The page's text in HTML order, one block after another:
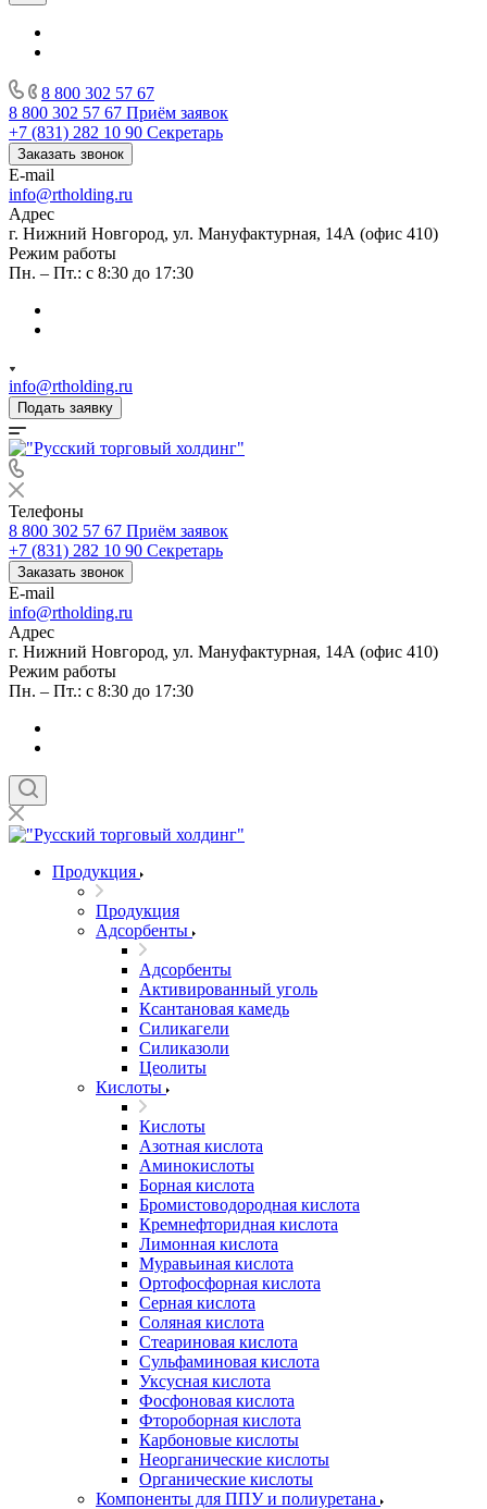
8 800 302 57 67
8 800 302 57 67 Приём заявок
+7 (831) 282 10 90 Секретарь
Заказать звонок
E-mail
info@rtholding.ru
Адрес
г. Нижний Новгород, ул. Мануфактурная, 14А (офис 410)
Режим работы
Пн. – Пт.: с 8:30 до 17:30
info@rtholding.ru
Подать заявку
Телефоны
8 800 302 57 67 Приём заявок
+7 (831) 282 10 90 Секретарь
Заказать звонок
E-mail
info@rtholding.ru
Адрес
г. Нижний Новгород, ул. Мануфактурная, 14А (офис 410)
Режим работы
Пн. – Пт.: с 8:30 до 17:30
Продукция
Продукция
Адсорбенты
Адсорбенты
Активированный уголь
Ксантановая камедь
Силикагели
Силиказоли
Цеолиты
Кислоты
Кислоты
Азотная кислота
Аминокислоты
Борная кислота
Бромистоводородная кислота
Кремнефторидная кислота
Лимонная кислота
Муравьиная кислота
Ортофосфорная кислота
Серная кислота
Соляная кислота
Стеариновая кислота
Сульфаминовая кислота
Уксусная кислота
Фосфоновая кислота
Фтороборная кислота
Карбоновые кислоты
Неорганические кислоты
Органические кислоты
Компоненты для ППУ и полиуретана